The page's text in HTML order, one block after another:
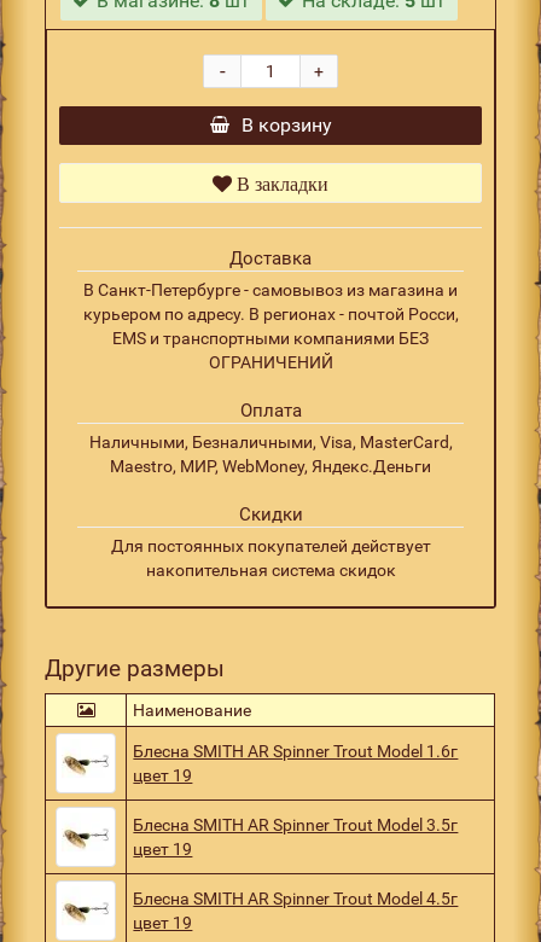
+
-
В корзину
В закладки
Доставка
В Санкт-Петербурге - самовывоз из магазина и
курьером по адресу. В регионах - почтой Росси,
EMS и транспортными компаниями БЕЗ
ОГРАНИЧЕНИЙ
Оплата
Наличными, Безналичными, Visa, MasterCard,
Maestro, МИР, WebMoney, Яндекс.Деньги
Скидки
Для постоянных покупателей действует
накопительная система скидок
Другие размеры
Наименование
Блесна SMITH AR Spinner Trout Model 1.6г
цвет 19
Блесна SMITH AR Spinner Trout Model 3.5г
цвет 19
Блесна SMITH AR Spinner Trout Model 4.5г
цвет 19